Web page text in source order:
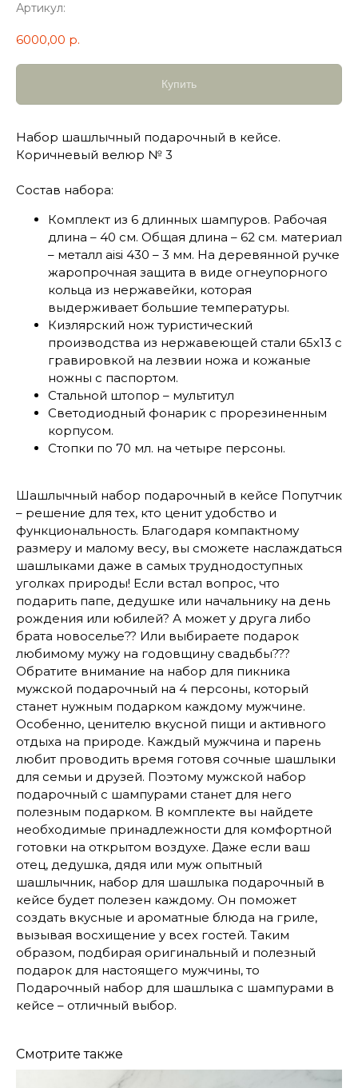
Артикул:
6000,00 р.
Купить
Набор шашлычный подарочный в кейсе.
Коричневый велюр № 3
Состав набора:
Комплект из 6 длинных шампуров. Рабочая
длина – 40 см. Общая длина – 62 см. материал
– металл aisi 430 – 3 мм. На деревянной ручке
жаропрочная защита в виде огнеупорного
кольца из нержавейки, которая
выдерживает большие температуры.
Кизлярский нож туристический
производства из нержавеющей стали 65х13 с
гравировкой на лезвии ножа и кожаные
ножны с паспортом.
Стальной штопор – мультитул
Светодиодный фонарик с прорезиненным
корпусом.
Стопки по 70 мл. на четыре персоны.
Шашлычный набор подарочный в кейсе Попутчик
– решение для тех, кто ценит удобство и
функциональность. Благодаря компактному
размеру и малому весу, вы сможете наслаждаться
шашлыками даже в самых труднодоступных
уголках природы! Если встал вопрос, что
подарить папе, дедушке или начальнику на день
рождения или юбилей? А может у друга либо
брата новоселье?? Или выбираете подарок
любимому мужу на годовщину свадьбы???
Обратите внимание на набор для пикника
мужской подарочный на 4 персоны, который
станет нужным подарком каждому мужчине.
Особенно, ценителю вкусной пищи и активного
отдыха на природе. Каждый мужчина и парень
любит проводить время готовя сочные шашлыки
для семьи и друзей. Поэтому мужской набор
подарочный с шампурами станет для него
полезным подарком. В комплекте вы найдете
необходимые принадлежности для комфортной
готовки на открытом воздухе. Даже если ваш
отец, дедушка, дядя или муж опытный
шашлычник, набор для шашлыка подарочный в
кейсе будет полезен каждому. Он поможет
создать вкусные и ароматные блюда на гриле,
вызывая восхищение у всех гостей. Таким
образом, подбирая оригинальный и полезный
подарок для настоящего мужчины, то
Подарочный набор для шашлыка с шампурами в
кейсе – отличный выбор.
Смотрите также
Будем рады продемонстрировать вам
нашу продукцию. Позвоните нам или
оставьте запрос на звонок менеджера